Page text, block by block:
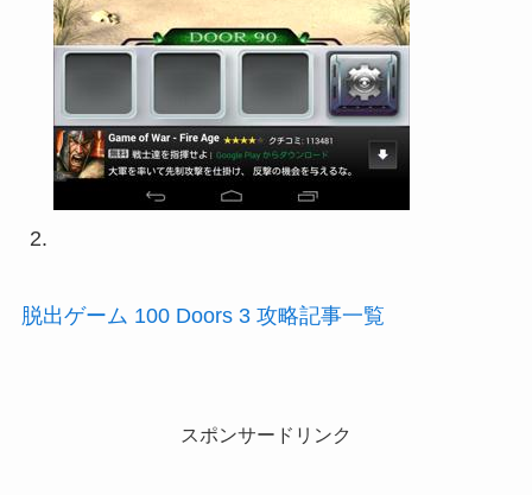
脱出ゲーム 100 Doors 3 攻略記事一覧
スポンサードリンク